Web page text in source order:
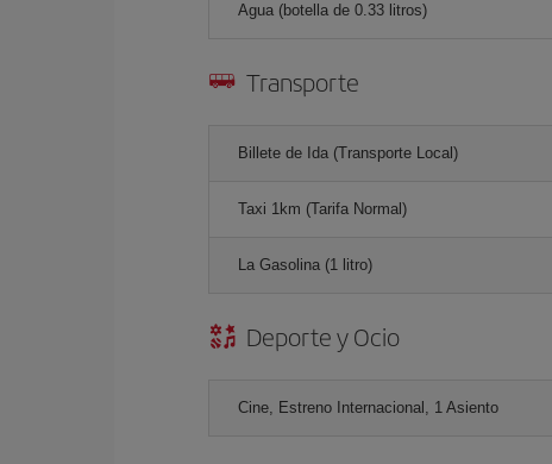
Agua (botella de 0.33 litros)
Transporte
Billete de Ida (Transporte Local)
Taxi 1km (Tarifa Normal)
La Gasolina (1 litro)
Deporte y Ocio
Cine, Estreno Internacional, 1 Asiento